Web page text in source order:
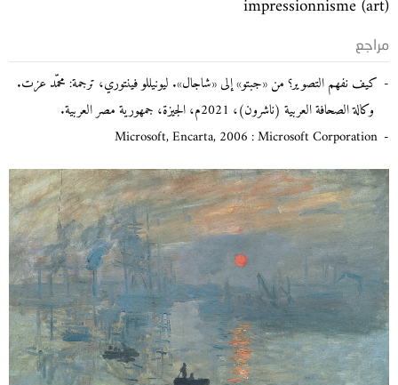
مراجع
كيف نفهم التصوير؟ من «جبتو» إلى «شاجال». ليونيللو فينتوري، ترجمة: محمّد عزت.
وكالة الصحافة العربية (ناشرون)، 2021م، الجيزة، جمهورية مصر العربية.
Microsoft, Encarta, 2006 : Microsoft Corporation